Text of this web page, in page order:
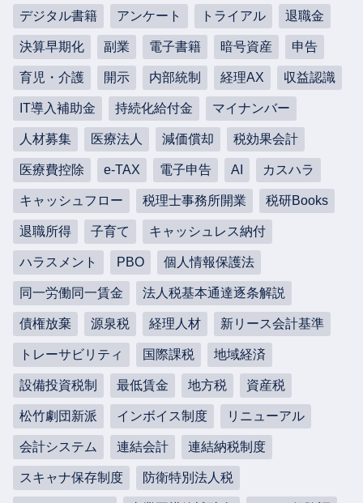
デジタル書籍 アンケート トライアル 退職金
決算早期化 副業 電子書籍 暗号資産 申告
育児・介護 開示 内部統制 経理AX 収益認識
IT導入補助金 持続化給付金 マイナンバー
人材募集 医療法人 減価償却 税効果会計
医療費控除 e-TAX 電子申告 AI カスハラ
キャッシュフロー 税理士事務所開業 税研Books
退職所得 子育て キャッシュレス納付
ハラスメント PBO 個人情報保護法
同一労働同一賃金 法人税基本通達逐条解説
債権放棄 源泉税 経理人材 新リース会計基準
トレーサビリティ 国際課税 地域経済
設備投資税制 最低賃金 地方税 資産税
松竹劇団新派 インボイス制度 リニューアル
会計システム 連結会計 連結納税制度
スキャナ保存制度 防衛特別法人税